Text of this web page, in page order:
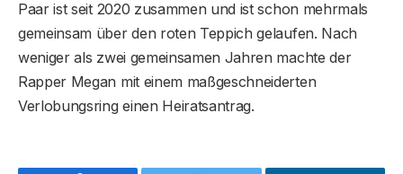
Paar ist seit 2020 zusammen und ist schon mehrmals
gemeinsam über den roten Teppich gelaufen. Nach
weniger als zwei gemeinsamen Jahren machte der
Rapper Megan mit einem maßgeschneiderten
Verlobungsring einen Heiratsantrag.